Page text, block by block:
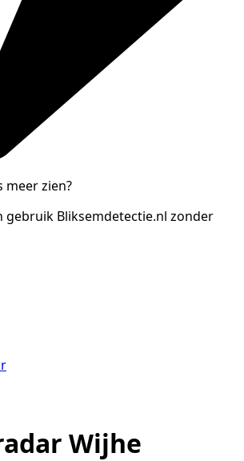
meer zien?
gebruik Bliksemdetectie.nl zonder
Wijhe